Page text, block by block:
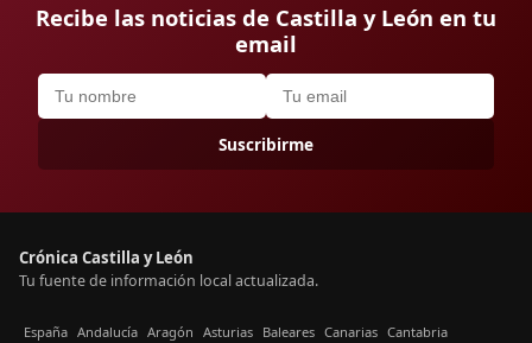
Recibe las noticias de Castilla y León en tu
email
Suscribirme
Crónica Castilla y León
Tu fuente de información local actualizada.
España Andalucía Aragón Asturias Baleares Canarias Cantabria